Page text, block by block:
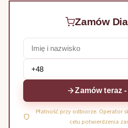
Zamów
Zamów teraz -
Płatność przy odbiorze. Operator
celu potwierdzenia